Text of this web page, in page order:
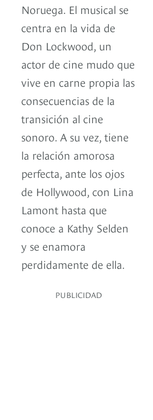
Noruega. El musical se
centra en la vida de
Don Lockwood, un
actor de cine mudo que
vive en carne propia las
consecuencias de la
transición al cine
sonoro. A su vez, tiene
la relación amorosa
perfecta, ante los ojos
de Hollywood, con Lina
Lamont hasta que
conoce a Kathy Selden
y se enamora
perdidamente de ella.
PUBLICIDAD